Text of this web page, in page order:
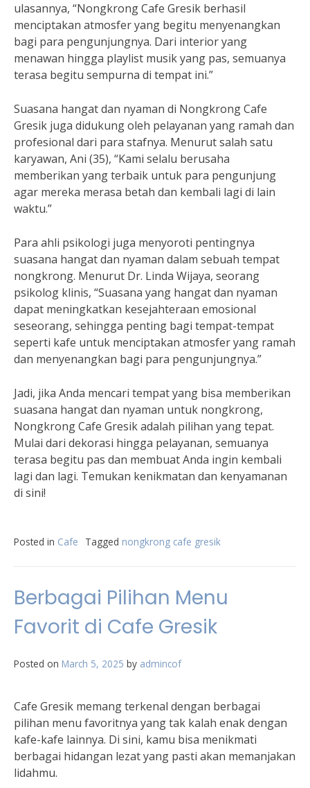
ulasannya, “Nongkrong Cafe Gresik berhasil
menciptakan atmosfer yang begitu menyenangkan
bagi para pengunjungnya. Dari interior yang
menawan hingga playlist musik yang pas, semuanya
terasa begitu sempurna di tempat ini.”
Suasana hangat dan nyaman di Nongkrong Cafe
Gresik juga didukung oleh pelayanan yang ramah dan
profesional dari para stafnya. Menurut salah satu
karyawan, Ani (35), “Kami selalu berusaha
memberikan yang terbaik untuk para pengunjung
agar mereka merasa betah dan kembali lagi di lain
waktu.”
Para ahli psikologi juga menyoroti pentingnya
suasana hangat dan nyaman dalam sebuah tempat
nongkrong. Menurut Dr. Linda Wijaya, seorang
psikolog klinis, “Suasana yang hangat dan nyaman
dapat meningkatkan kesejahteraan emosional
seseorang, sehingga penting bagi tempat-tempat
seperti kafe untuk menciptakan atmosfer yang ramah
dan menyenangkan bagi para pengunjungnya.”
Jadi, jika Anda mencari tempat yang bisa memberikan
suasana hangat dan nyaman untuk nongkrong,
Nongkrong Cafe Gresik adalah pilihan yang tepat.
Mulai dari dekorasi hingga pelayanan, semuanya
terasa begitu pas dan membuat Anda ingin kembali
lagi dan lagi. Temukan kenikmatan dan kenyamanan
di sini!
Posted in Cafe Tagged nongkrong cafe gresik
Berbagai Pilihan Menu
Favorit di Cafe Gresik
Posted on March 5, 2025 by admincof
Cafe Gresik memang terkenal dengan berbagai
pilihan menu favoritnya yang tak kalah enak dengan
kafe-kafe lainnya. Di sini, kamu bisa menikmati
berbagai hidangan lezat yang pasti akan memanjakan
lidahmu.